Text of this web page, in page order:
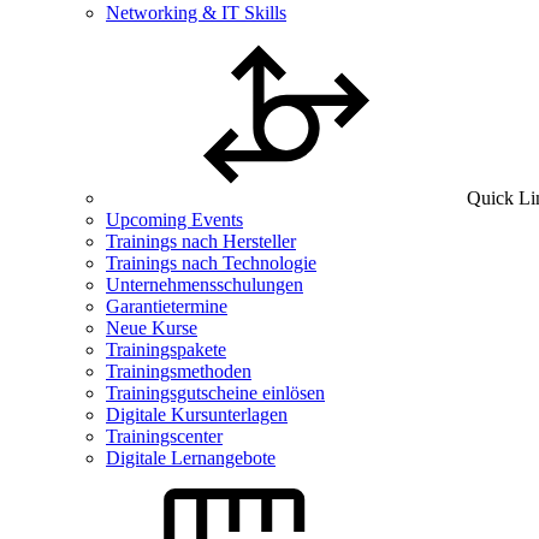
Networking & IT Skills
Quick
Upcoming Events
Trainings nach Hersteller
Trainings nach Technologie
Unternehmensschulungen
Garantietermine
Neue Kurse
Trainingspakete
Trainingsmethoden
Trainingsgutscheine einlösen
Digitale Kursunterlagen
Trainingscenter
Digitale Lernangebote